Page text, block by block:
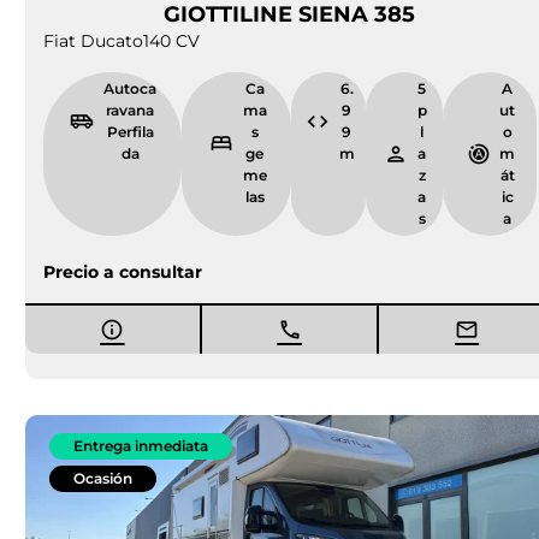
GIOTTILINE SIENA 385
Fiat Ducato140 CV
Autoca
ravana
Perfila
da
Ca
ma
s
ge
me
las
6.
9
9
m
5
p
l
a
z
a
s
A
ut
o
m
át
ic
a
Precio a consultar
Entrega inmediata
Ocasión